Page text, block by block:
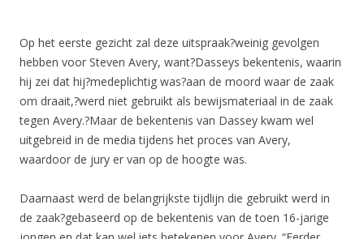
Op het eerste gezicht zal deze uitspraak?weinig gevolgen
hebben voor Steven Avery, want?Dasseys bekentenis, waarin
hij zei dat hij?medeplichtig was?aan de moord waar de zaak
om draait,?werd niet gebruikt als bewijsmateriaal in de zaak
tegen Avery.?Maar de bekentenis van Dassey kwam wel
uitgebreid in de media tijdens het proces van Avery,
waardoor de jury er van op de hoogte was.
Daarnaast werd de belangrijkste tijdlijn die gebruikt werd in
de zaak?gebaseerd op de bekentenis van de toen 16-jarige